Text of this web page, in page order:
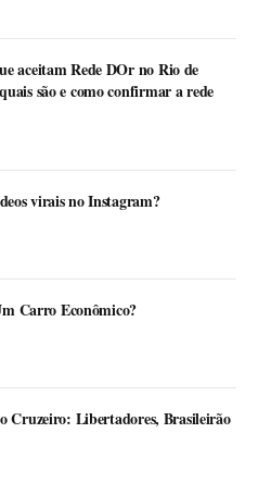
aceitam Rede DOr no Rio de
são e como confirmar a rede
virais no Instagram?
Carro Econômico?
Cruzeiro: Libertadores, Brasileirão